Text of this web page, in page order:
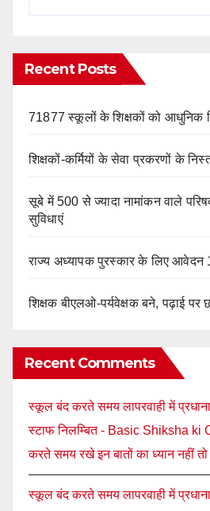
Recent Posts
71877 स्कूलों के शिक्षकों को आधुनिक
शिक्षकों-कर्मियों के सेवा प्रकरणों के
सूबे में 500 से ज्यादा नामांकन वाले
सुविधाएं
राज्य अध्यापक पुरस्कार के लिए आवेदन
शिक्षक बीएलओ-पर्यवेक्षक बने, पढ़ाई पर
Recent Comments
स्कूल बंद करते समय लापरवाही में
स्टाफ निलम्बित - Basic Shiksha ki
करते समय रखे इन बातों का ध्यान नहीं तो
स्कूल बंद करते समय लापरवाही में